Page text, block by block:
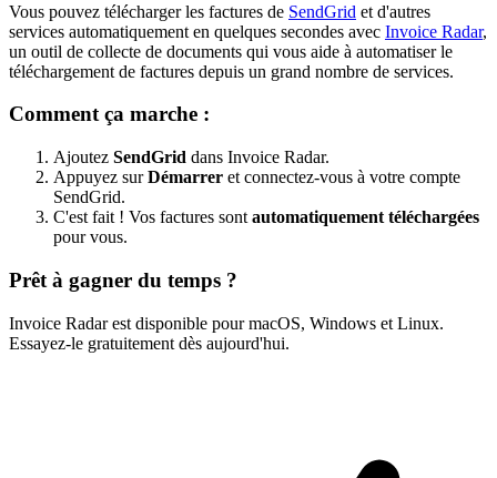
Vous pouvez télécharger les factures de SendGrid et d'autres
services automatiquement en quelques secondes avec Invoice Radar,
un outil de collecte de documents qui vous aide à automatiser le
téléchargement de factures depuis un grand nombre de services.
Comment ça marche :
Ajoutez SendGrid dans Invoice Radar.
Appuyez surDémarrer et connectez-vous à votre compte
SendGrid.
C'est fait ! Vos factures sont automatiquement téléchargées
pour vous.
Prêt à gagner du temps ?
Invoice Radar est disponible pour macOS, Windows et Linux.
Essayez-le gratuitement dès aujourd'hui.